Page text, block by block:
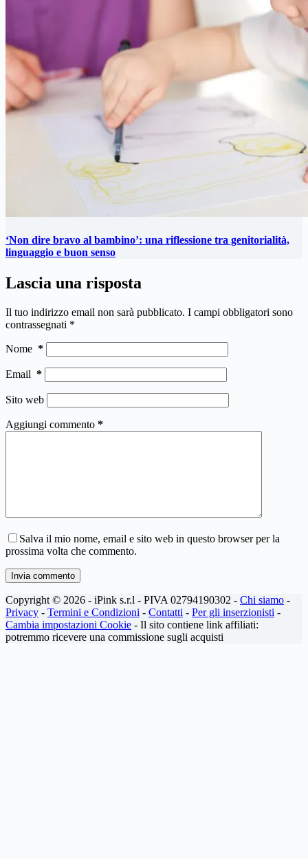
‘Non dire bravo al bambino’: una riflessione tra genitorialità,
linguaggio e buon senso
Lascia una risposta
Il tuo indirizzo email non sarà pubblicato. I campi obbligatori sono
contrassegnati *
Nome *
Email *
Sito web
Aggiungi commento *
Salva il mio nome, email e sito web in questo browser per la
prossima volta che commento.
Invia commento
Copyright © 2026 - iPink s.r.l - PIVA 02794190302 - Chi siamo -
Privacy - Termini e Condizioni - Contatti - Per gli inserzionisti -
Cambia impostazioni Cookie - Il sito contiene link affiliati:
potremmo ricevere una commissione sugli acquisti